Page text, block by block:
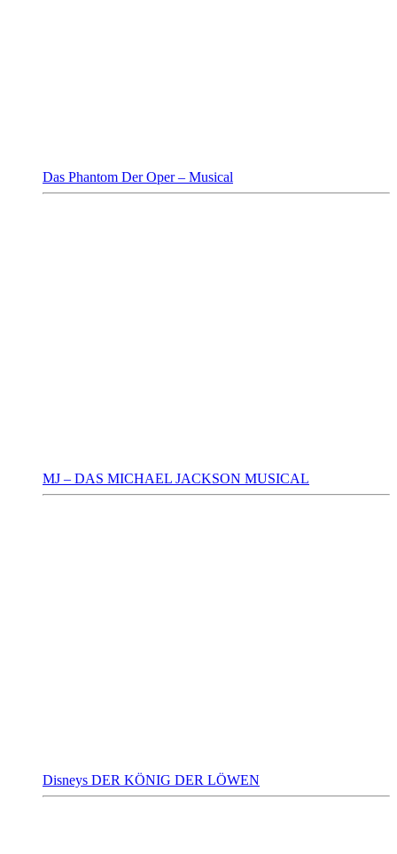
Das Phantom Der Oper – Musical
MJ – DAS MICHAEL JACKSON MUSICAL
Disneys DER KÖNIG DER LÖWEN